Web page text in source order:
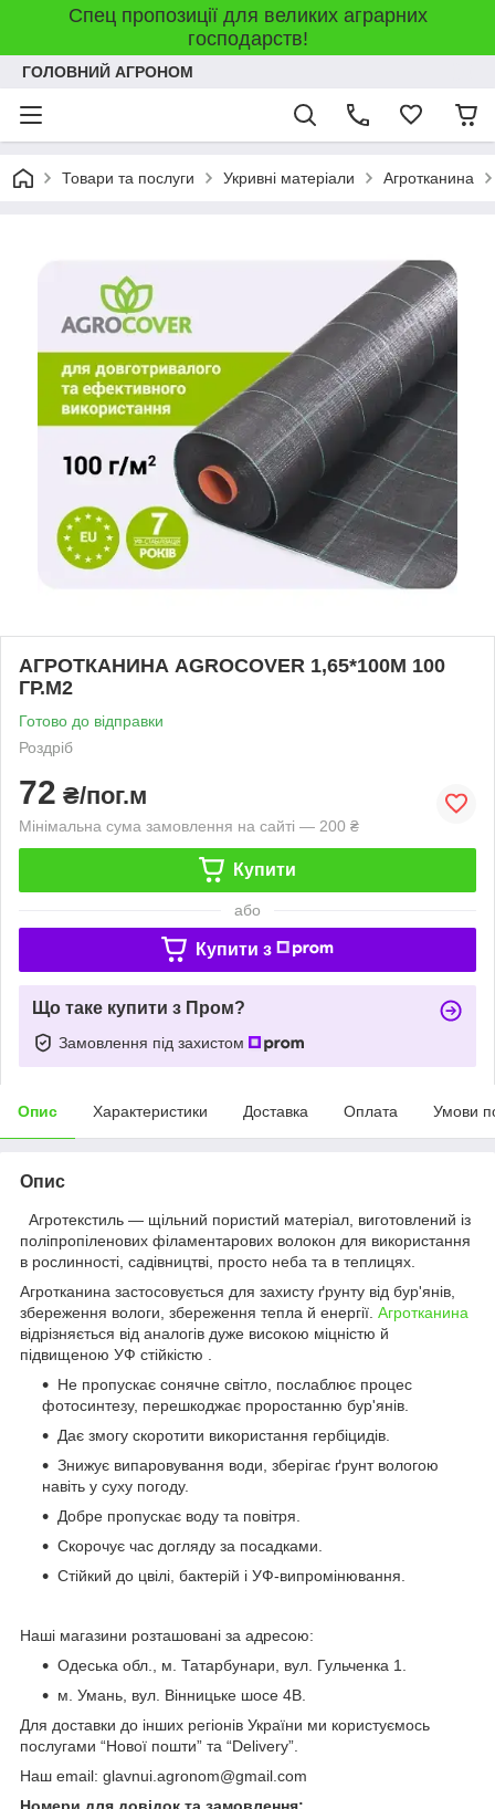
Спец пропозиції для великих аграрних
господарств!
ГОЛОВНИЙ АГРОНОМ
Товари та послуги Укривні матеріали Агротканина
АГРОТКАНИНА AGROCOVER 1,65*100М 100
ГР.М2
Готово до відправки
Роздріб
72 ₴/пог.м
Мінімальна сума замовлення на сайті — 200 ₴
Купити
або
Купити з
Що таке купити з Пром?
Замовлення під захистом
Опис Характеристики Доставка Оплата Умови
Опис
Агротекстиль — щільний пористий матеріал, виготовлений із
поліпропіленових філаментарових волокон для використання
в рослинності, садівництві, просто неба та в теплицях.
Агротканина застосовується для захисту ґрунту від бур'янів,
збереження вологи, збереження тепла й енергії. Агротканина
відрізняється від аналогів дуже високою міцністю й
підвищеною УФ стійкістю .
Не пропускає сонячне світло, послаблює процес
фотосинтезу, перешкоджає проростанню бур'янів.
Дає змогу скоротити використання гербіцидів.
Знижує випаровування води, зберігає ґрунт вологою
навіть у суху погоду.
Добре пропускає воду та повітря.
Скорочує час догляду за посадками.
Стійкий до цвілі, бактерій і УФ-випромінювання.
Наші магазини розташовані за адресою:
Одеська обл., м. Татарбунари, вул. Гульченка 1.
м. Умань, вул. Вінницьке шосе 4В.
Для доставки до інших регіонів України ми користуємось
послугами “Нової пошти” та “Delivery”.
Наш email: glavnui.agronom@gmail.com
Номери для довідок та замовлення: